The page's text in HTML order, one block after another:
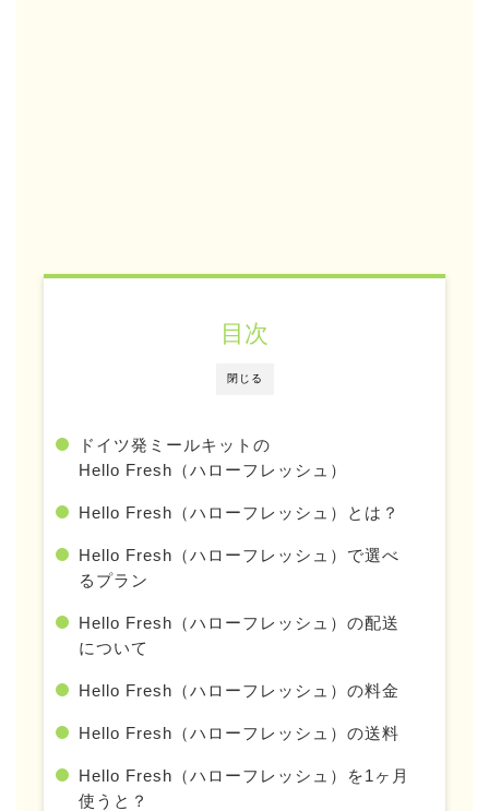
閉じる
目次
ドイツ発ミールキットの
Hello Fresh（ハローフレッシュ）
Hello Fresh（ハローフレッシュ）とは？
Hello Fresh（ハローフレッシュ）で選べ
るプラン
Hello Fresh（ハローフレッシュ）の配送
について
Hello Fresh（ハローフレッシュ）の料金
Hello Fresh（ハローフレッシュ）の送料
Hello Fresh（ハローフレッシュ）を1ヶ月
使うと？